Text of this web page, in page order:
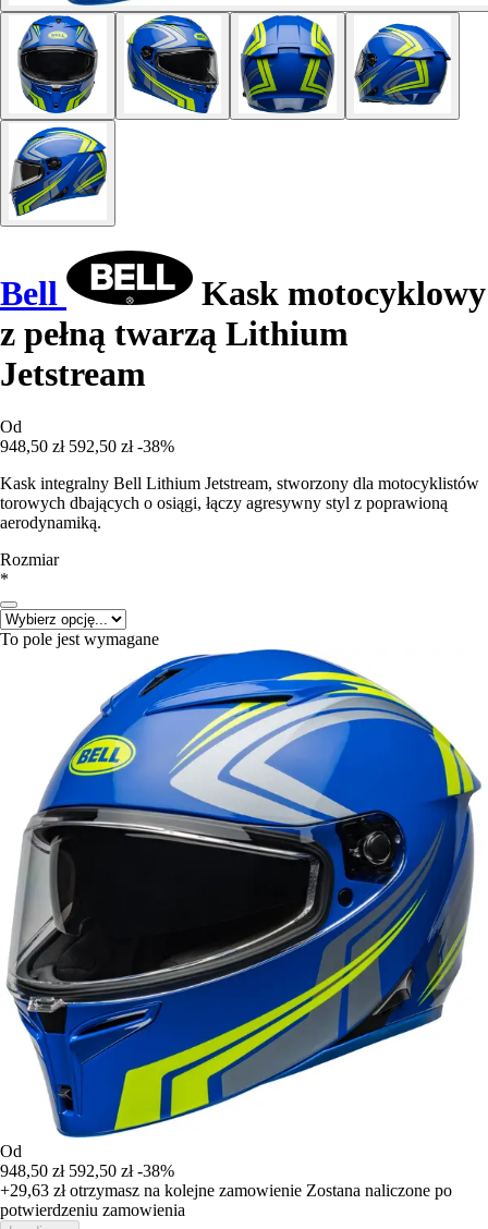
Bell
Kask motocyklowy
z pełną twarzą Lithium
Jetstream
Od
948,50 zł 592,50 zł -38%
Kask integralny Bell Lithium Jetstream, stworzony dla motocyklistów
torowych dbających o osiągi, łączy agresywny styl z poprawioną
aerodynamiką.
Rozmiar
*
To pole jest wymagane
Od
948,50 zł 592,50 zł -38%
+29,63 złotrzymasz na kolejne zamowienie Zostana naliczone po
potwierdzeniu zamowienia